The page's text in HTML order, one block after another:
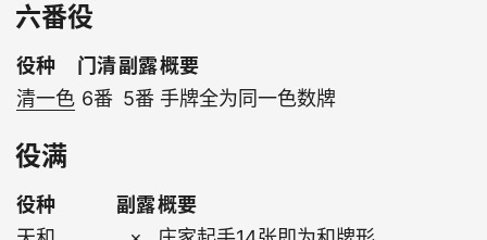
六番役
役种 门清副露概要
清一色 6番 5番 手牌全为同一色数牌
役满
役种 副露概要